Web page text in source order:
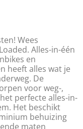
Wees
Alles-in-één
en
heeft alles wat je
De
voor weg-,
perfecte alles-in-
Het beschikt
behuizing
maten